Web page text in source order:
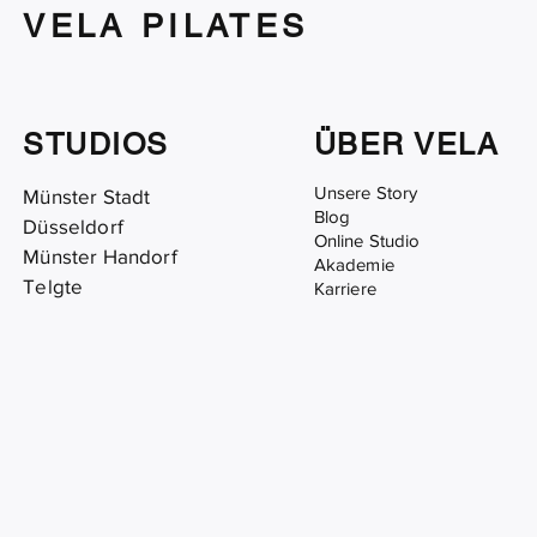
VELA PILATES
STUDIOS
Münster Stadt
Düsseldorf
Münster Handorf
Telgte
ÜBER VELA
Unsere Story
Blog
Online Studio
Akademie
Karriere